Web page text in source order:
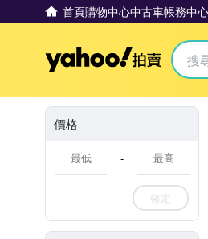
首頁購物中心中古車帳務中心
Yahoo
價格
-
確定